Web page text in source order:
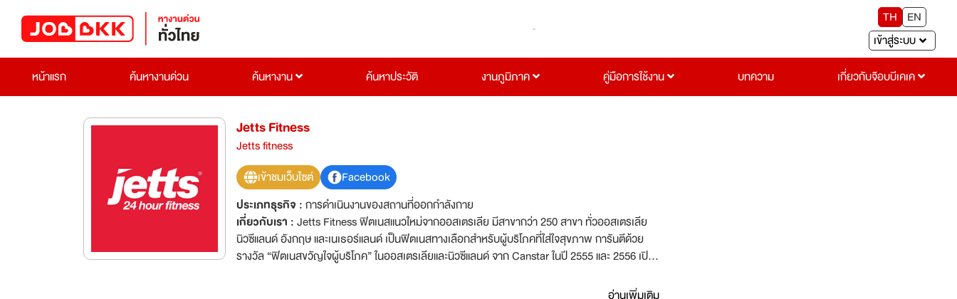
TH
EN
เข้าสู่ระบบ
หน้าแรก
ค้นหางานด่วน ค้นหางาน ค้นหาประวัติ งานภูมิภาค คู่มือการใช้งาน บทความ เกี่ยวกับจ๊อบบีเคเค
Jetts Fitness
Jetts fitness
เข้าชมเว็บไซต์
Facebook
ประเภทธุรกิจ :การดำเนินงานของสถานที่ออกกำลังกาย
เกี่ยวกับเรา :Jetts Fitness ฟิตเนสแนวใหม่จากออสเตรเลีย มีสาขากว่า 250 สาขา ทั่วออสเตรเลีย
นิวซีแลนด์ อังกฤษ และเนเธอร์แลนด์ เป็นฟิตเนสทางเลือกสำหรับผู้บริโภคที่ใส่ใจสุขภาพ การันตีด้วย
รางวัล “ฟิตเนสขวัญใจผู้บริโภค” ในออสเตรเลียและนิวซีแลนด์ จาก Canstar ในปี 2555 และ 2556 เปิดให้